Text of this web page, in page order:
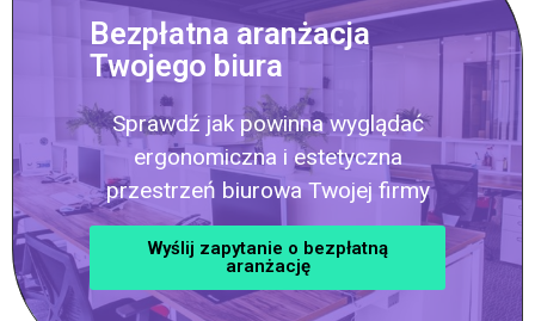
Bezpłatna aranżacja
Twojego biura
Sprawdź jak powinna wyglądać
ergonomiczna i estetyczna
przestrzeń biurowa Twojej firmy
Wyślij zapytanie o bezpłatną
aranżację